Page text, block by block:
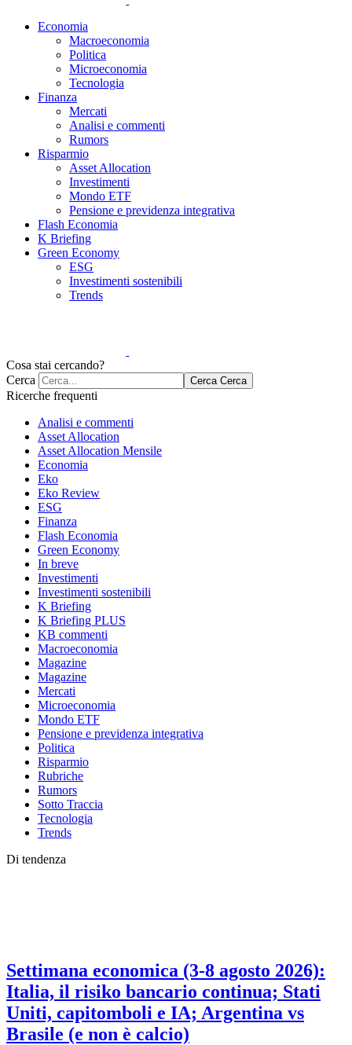
Economia
Macroeconomia
Politica
Microeconomia
Tecnologia
Finanza
Mercati
Analisi e commenti
Rumors
Risparmio
Asset Allocation
Investimenti
Mondo ETF
Pensione e previdenza integrativa
Flash Economia
K Briefing
Green Economy
ESG
Investimenti sostenibili
Trends
Cosa stai cercando?
Cerca
Cerca Cerca
Ricerche frequenti
Analisi e commenti
Asset Allocation
Asset Allocation Mensile
Economia
Eko
Eko Review
ESG
Finanza
Flash Economia
Green Economy
In breve
Investimenti
Investimenti sostenibili
K Briefing
K Briefing PLUS
KB commenti
Macroeconomia
Magazine
Magazine
Mercati
Microeconomia
Mondo ETF
Pensione e previdenza integrativa
Politica
Risparmio
Rubriche
Rumors
Sotto Traccia
Tecnologia
Trends
Di tendenza
Settimana economica (3-8 agosto 2026):
Italia, il risiko bancario continua; Stati
Uniti, capitomboli e IA; Argentina vs
Brasile (e non è calcio)